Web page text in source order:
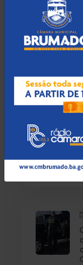
Contendas
Dom Basílio
Economia
Educação
Érico
Eventos
Feira da Mata